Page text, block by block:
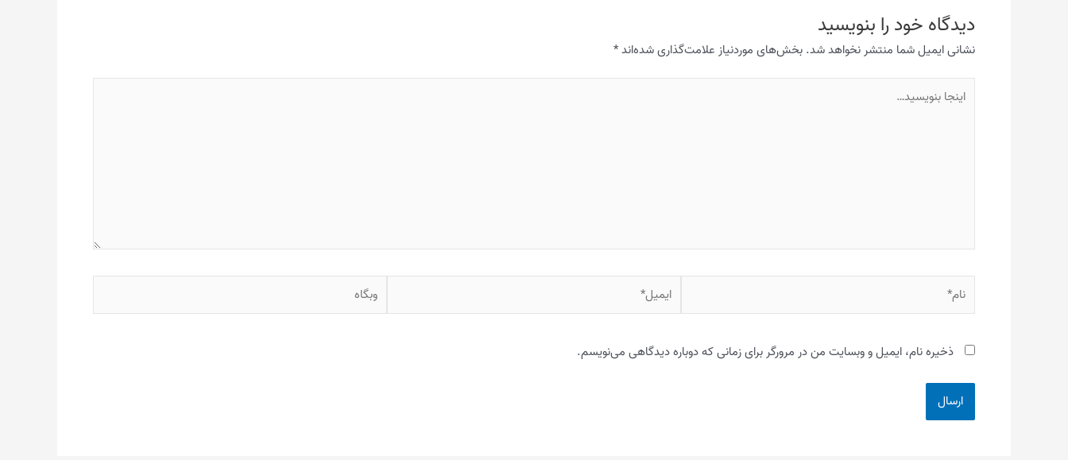
دیدگاه‌ خود را بنویسید
نشانی ایمیل شما منتشر نخواهد شد. بخش‌های موردنیاز علامت‌گذاری شده‌اند*
بنویسید…
وبگاه
ذخیره نام، ایمیل و وبسایت من در مرورگر برای زمانی که دوباره دیدگاهی می‌نویسم.